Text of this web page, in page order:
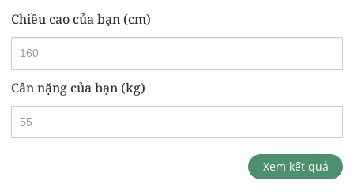
Chiều cao của bạn (cm)
Cân nặng của bạn (kg)
Xem kết quả